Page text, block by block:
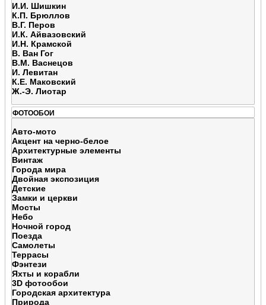
И.И. Шишкин
К.П. Брюллов
В.Г. Перов
И.К. Айвазовский
И.Н. Крамской
В. Ван Гог
В.М. Васнецов
И. Левитан
К.Е. Маковский
Ж.-Э. Лиотар
ФОТООБОИ
Авто-мото
Акцент на черно-белое
Архитектурные элементы
Винтаж
Города мира
Двойная экспозиция
Детские
Замки и церкви
Мосты
Небо
Ночной город
Поезда
Самолеты
Террасы
Фэнтези
Яхты и корабли
3D фотообои
Городская архитектура
Природа